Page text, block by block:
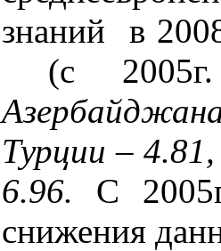
знаний в
(с
Турции –
6.96. С
снижения